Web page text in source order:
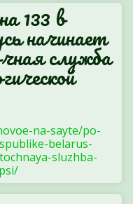
133 в
начинает
служба
na-sayte/po-
belarus-
sluzhba-